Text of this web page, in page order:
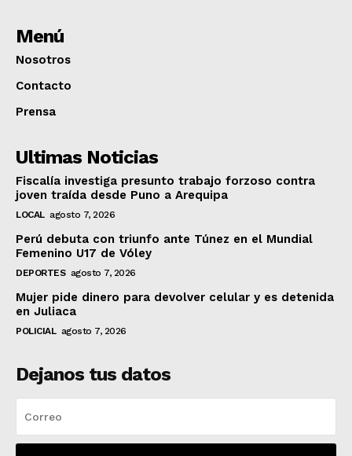
Menú
Nosotros
Contacto
Prensa
Ultimas Noticias
Fiscalía investiga presunto trabajo forzoso contra
joven traída desde Puno a Arequipa
LOCAL agosto 7, 2026
Perú debuta con triunfo ante Túnez en el Mundial
Femenino U17 de Vóley
DEPORTES agosto 7, 2026
Mujer pide dinero para devolver celular y es detenida
en Juliaca
POLICIAL agosto 7, 2026
Dejanos tus datos